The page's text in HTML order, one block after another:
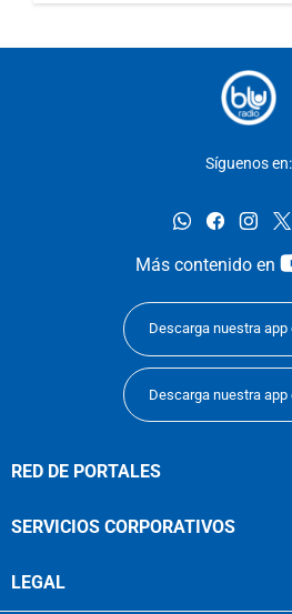
Síguenos en:
whatsappfacebook
Más contenido en
Descarga nuestra app
Descarga nuestra app
RED DE PORTALES
SERVICIOS CORPORATIVOS
LEGAL